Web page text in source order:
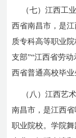
（七）江西工
西省南昌市，是
质专科高等职业
支部”“江西省劳
西省普通高校毕业
（八）江西艺
南昌市，是江西
职业院校。学院